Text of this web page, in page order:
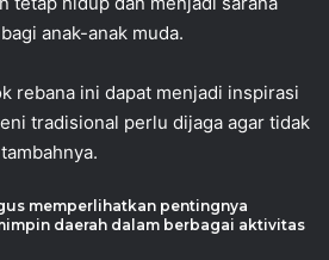
anak-anak muda.
rebana ini dapat menjadi inspirasi
tradisional perlu dijaga agar tidak
memperlihatkan pentingnya
daerah dalam berbagai aktivitas